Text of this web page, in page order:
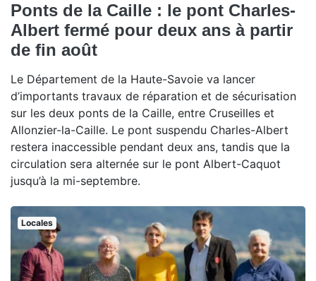
Ponts de la Caille : le pont Charles-
Albert fermé pour deux ans à partir
de fin août
Le Département de la Haute-Savoie va lancer
d’importants travaux de réparation et de sécurisation
sur les deux ponts de la Caille, entre Cruseilles et
Allonzier-la-Caille. Le pont suspendu Charles-Albert
restera inaccessible pendant deux ans, tandis que la
circulation sera alternée sur le pont Albert-Caquot
jusqu’à la mi-septembre.
Locales